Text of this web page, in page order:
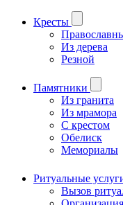
Кресты
Из дерева
Резной
Памятники
Из гранита
Из мрамора
С крестом
Обелиск
Мемориалы
Ритуальные
Вызов